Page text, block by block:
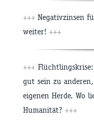
+++ Negativzinsen
weiter! +++
+++
gut sein zu
eigenen Herde. Wo
Humanität? +++